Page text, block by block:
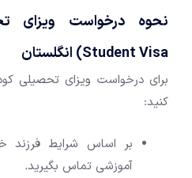
نحوه درخواست ویزای
Student Visa) انگلستان
برای درخواست ویزای تحصیلی
کنید:
بر اساس شرایط فرزند
آموزشی تماس بگیرید.